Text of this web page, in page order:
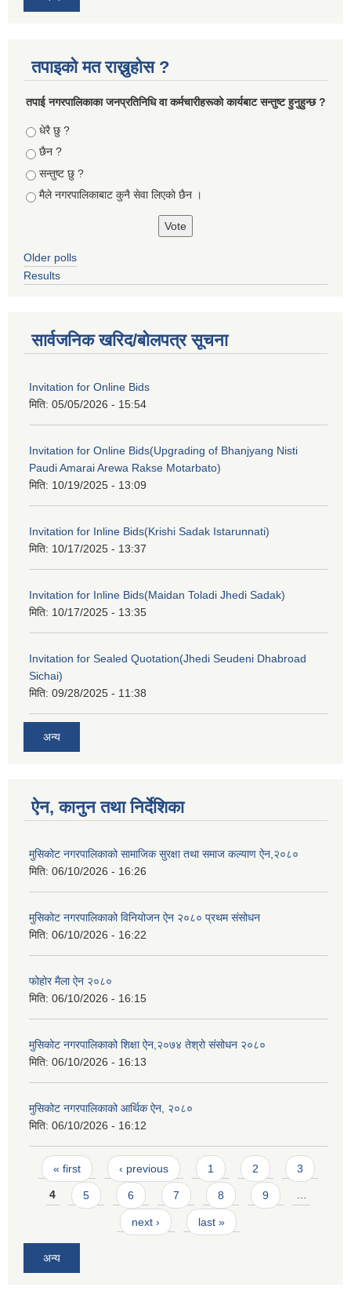
तपाइको मत राख्नुहोस ?
तपा‌ई नगरपालिकाका जनप्रतिनिधि वा कर्मचारीहरूकाे कार्यबाट सन्तुष्ट हुनुहुन्छ ?
Choices
धेरै छु ?
छैन ?
सन्तुष्ट छु ?
मैले नगरपालिकाबाट कुनै सेवा लिएकाे छैन ।
Older polls
Results
सार्वजनिक खरिद/बोलपत्र सूचना
Invitation for Online Bids
मिति: 05/05/2026 - 15:54
Invitation for Online Bids(Upgrading of Bhanjyang Nisti
Paudi Amarai Arewa Rakse Motarbato)
मिति: 10/19/2025 - 13:09
Invitation for Inline Bids(Krishi Sadak Istarunnati)
मिति: 10/17/2025 - 13:37
Invitation for Inline Bids(Maidan Toladi Jhedi Sadak)
मिति: 10/17/2025 - 13:35
Invitation for Sealed Quotation(Jhedi Seudeni Dhabroad
Sichai)
मिति: 09/28/2025 - 11:38
अन्य
ऐन, कानुन तथा निर्देशिका
मुसिकोट नगरपालिकाको सामाजिक सुरक्षा तथा समाज कल्याण ऐन,२०८०
मिति: 06/10/2026 - 16:26
मुसिकोट नगरपालिकाको विनियोजन ऐन २०८० प्रथम संसोधन
मिति: 06/10/2026 - 16:22
फोहोर मैला ऐन २०८०
मिति: 06/10/2026 - 16:15
मुसिकोट नगरपालिकाको शिक्षा ऐन,२०७४ तेश्रो संसोधन २०८०
मिति: 06/10/2026 - 16:13
मुसिकोट नगरपालिकाको आर्थिक ऐन, २०८०
मिति: 06/10/2026 - 16:12
Pages
« first ‹ previous 1 2 3
4 5 6 7 8 9 …
next › last »
अन्य